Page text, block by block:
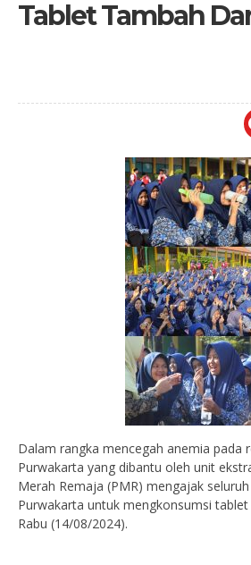
Tablet Tambah
Dalam rangka mencegah anemia pada
Purwakarta yang dibantu oleh unit
Merah Remaja (PMR) mengajak
Purwakarta untuk mengkonsumsi
Rabu (14/08/2024).